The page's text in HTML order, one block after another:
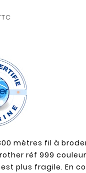
mètres fil à
réf 999
plus fragile. En